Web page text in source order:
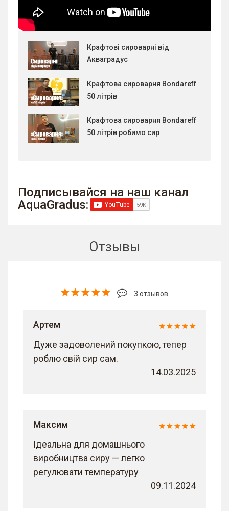
Крафтові сироварні від
Акваградус
Крафтова сироварня Bondareff
50 літрів
Крафтова сироварня Bondareff
50 літрів робимо сир
Подписывайся на наш канал
AquaGradus:
Отзывы
3 отзывов
Артем
Дуже задоволений покупкою, тепер
роблю свій сир сам.
14.03.2025
Максим
Ідеальна для домашнього
виробництва сиру — легко
регулювати температуру
09.11.2024